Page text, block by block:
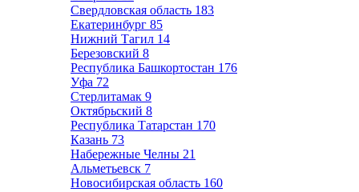
Свердловская область 183
Екатеринбург 85
Нижний Тагил 14
Березовский 8
Республика Башкортостан 176
Уфа 72
Стерлитамак 9
Октябрьский 8
Республика Татарстан 170
Казань 73
Набережные Челны 21
Альметьевск 7
Новосибирская область 160